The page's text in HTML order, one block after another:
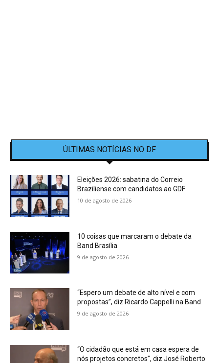
ÚLTIMAS NOTÍCIAS NO DF
Eleições 2026: sabatina do Correio
Braziliense com candidatos ao GDF
10 de agosto de 2026
10 coisas que marcaram o debate da
Band Brasília
9 de agosto de 2026
“Espero um debate de alto nível e com
propostas”, diz Ricardo Cappelli na Band
9 de agosto de 2026
“O cidadão que está em casa espera de
nós projetos concretos”, diz José Roberto